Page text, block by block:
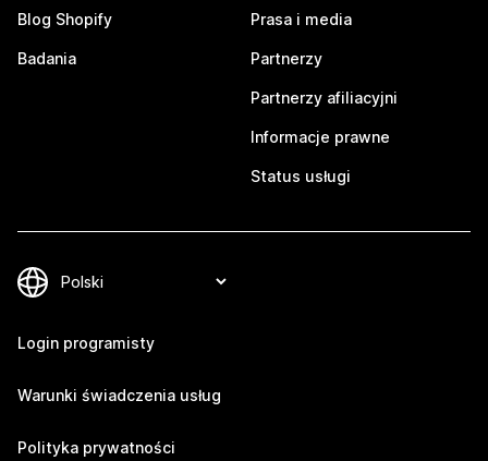
Blog Shopify
Badania
Prasa i media
Partnerzy
Partnerzy afiliacyjni
Informacje prawne
Status usługi
Login programisty
Warunki świadczenia usług
Polityka prywatności